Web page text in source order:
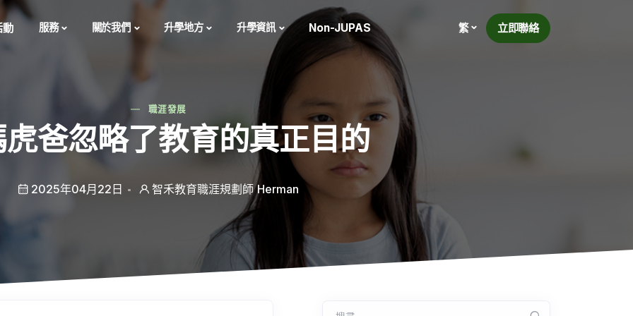
動 服務 關於我們 升學地方 升學資訊 Non-JUPAS 繁 立即聯絡
職涯發展
爸忽略了教育的真正目的
2025年04月22日 智禾教育職涯規劃師 Herman